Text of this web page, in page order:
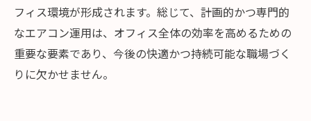
フィス環境が形成されます。総じて、計画的かつ専門的
なエアコン運用は、オフィス全体の効率を高めるための
重要な要素であり、今後の快適かつ持続可能な職場づく
りに欠かせません。